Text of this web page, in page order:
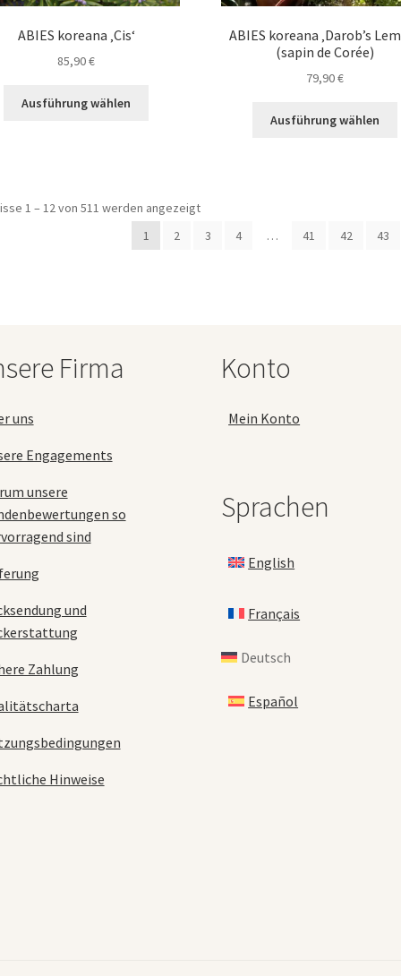
ABIES koreana ‚Cis‘
85,90€
Ausführung wählen
Die
Optionen
können
ABIES koreana ‚Darob’s
(sapin de Corée)
79,90€
Ausführung wählen
1 – 12 von 511 werden angezeigt
1
2 3 4 … 41 42 43
Firma
uns
Engagements
unsere
so
sind
und
Zahlung
Hinweise
Konto
Mein Konto
Sprachen
English
Français
Deutsch
Español